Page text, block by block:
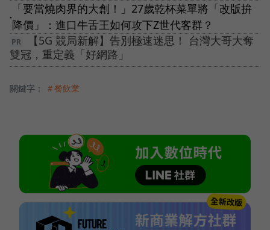
●
「要當燒肉界的大創！」27歲乾杯菜單將「改版拚
降價」：進口牛舌王如何攻下Z世代客群？
【5G 競局新解】告別極速迷思！ 台灣大哥大奪
雙冠，重定義「好網路」
關鍵字： ＃餐飲業